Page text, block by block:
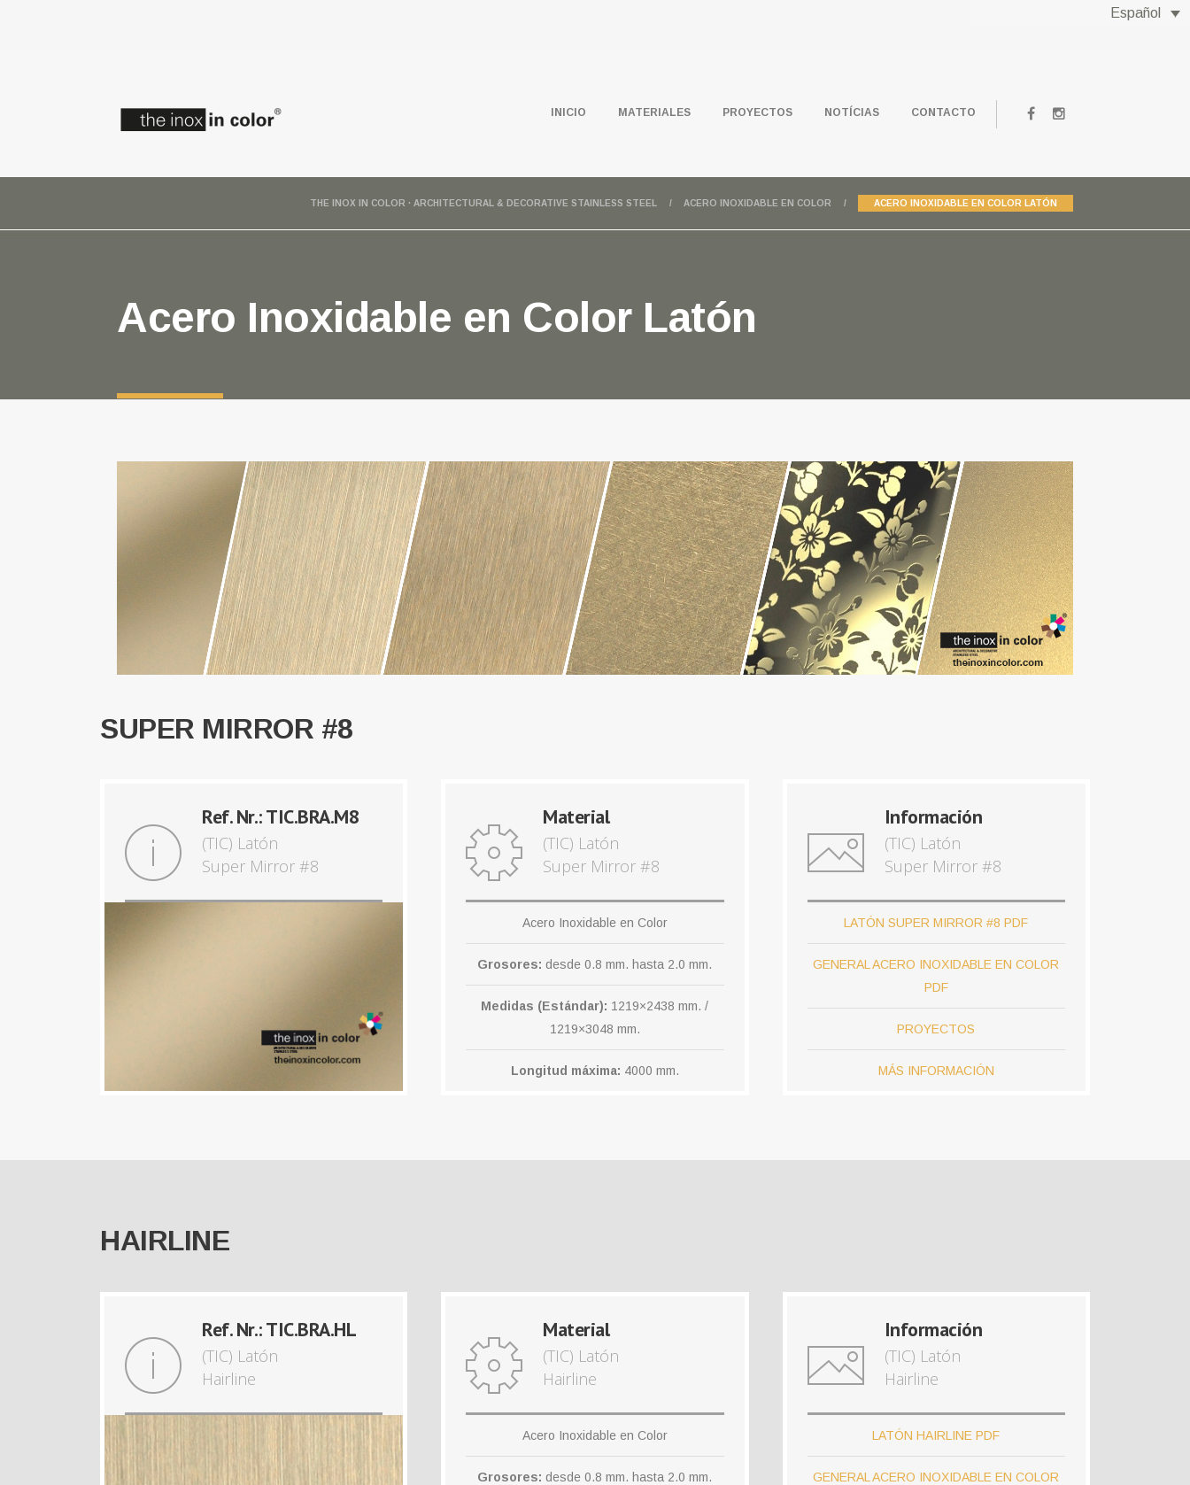
Español
INICIO MATERIALES PROYECTOS NOTÍCIAS CONTACTO
THE INOX IN COLOR · ARCHITECTURAL & DECORATIVE STAINLESS STEEL ACERO INOXIDABLE EN COLOR ACERO INOXIDABLE EN COLOR LATÓN
Acero Inoxidable en Color Latón
SUPER MIRROR #8
Ref. Nr.: TIC.BRA.M8
(TIC) Latón
Super Mirror #8
Material
(TIC) Latón
Super Mirror #8
Acero Inoxidable en Color
Grosores: desde 0.8 mm. hasta 2.0 mm.
Medidas (Estándar): 1219×2438 mm. /
1219×3048 mm.
Longitud máxima: 4000 mm.
Información
(TIC) Latón
Super Mirror #8
LATÓN SUPER MIRROR #8 PDF
GENERAL ACERO INOXIDABLE EN COLOR
PDF
PROYECTOS
MÁS INFORMACIÓN
HAIRLINE
Ref. Nr.: TIC.BRA.HL
(TIC) Latón
Hairline
Material
(TIC) Latón
Hairline
Acero Inoxidable en Color
Grosores: desde 0.8 mm. hasta 2.0 mm.
Información
(TIC) Latón
Hairline
LATÓN HAIRLINE PDF
GENERAL ACERO INOXIDABLE EN COLOR